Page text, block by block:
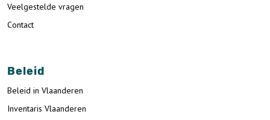
Veelgestelde vragen
Contact
Beleid
Beleid in Vlaanderen
Inventaris Vlaanderen